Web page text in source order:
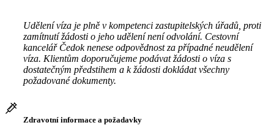
Udělení víza je plně v kompetenci zastupitelských úřadů, proti
zamítnutí žádosti o jeho udělení není odvolání. Cestovní
kancelář Čedok nenese odpovědnost za případné neudělení
víza. Klientům doporučujeme podávat žádosti o víza s
dostatečným předstihem a k žádosti dokládat všechny
požadované dokumenty.
Zdravotní informace a požadavky